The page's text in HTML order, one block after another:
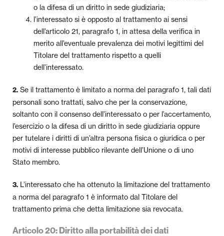
o la difesa di un diritto in sede giudiziaria;
l’interessato si è opposto al trattamento ai sensi
dell’articolo 21, paragrafo 1, in attesa della verifica in
merito all’eventuale prevalenza dei motivi legittimi del
Titolare del trattamento rispetto a quelli
dell’interessato.
2. Se il trattamento è limitato a norma del paragrafo 1, tali dati
personali sono trattati, salvo che per la conservazione,
soltanto con il consenso dell’interessato o per l’accertamento,
l’esercizio o la difesa di un diritto in sede giudiziaria oppure
per tutelare i diritti di un’altra persona fisica o giuridica o per
motivi di interesse pubblico rilevante dell’Unione o di uno
Stato membro.
3. L’interessato che ha ottenuto la limitazione del trattamento
a norma del paragrafo 1 è informato dal Titolare del
trattamento prima che detta limitazione sia revocata.
Articolo 20: Diritto alla portabilità dei dati